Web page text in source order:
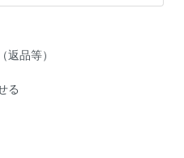
返品等）
る